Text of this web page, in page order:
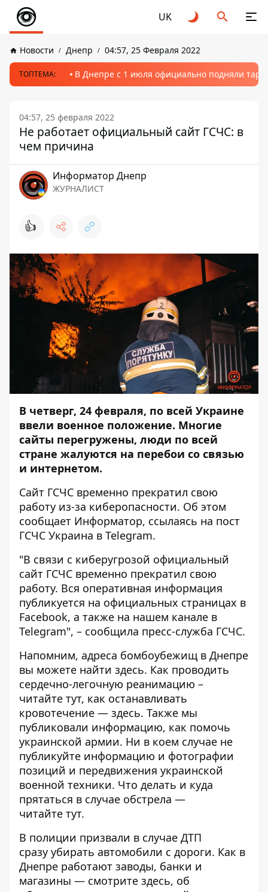
UK
Новости Днепр 04:57, 25 Февраля 2022
ТОПТЕМА: В Днепре с 1 июля официально подняли
04:57, 25 февраля 2022
Не работает официальный сайт ГСЧС: в
чем причина
Информатор Днепр
ЖУРНАЛИСТ
👍
В четверг, 24 февраля, по всей Украине
ввели военное положение. Многие
сайты перегружены, люди по всей
стране жалуются на перебои со связью
и интернетом.
Сайт ГСЧС временно прекратил свою
работу из-за киберопасности. Об этом
сообщает Информатор, ссылаясь на пост
ГСЧС Украина в Telegram.
"В связи с киберугрозой официальный
сайт ГСЧС временно прекратил свою
работу. Вся оперативная информация
публикуется на официальных страницах в
Facebook, а также на нашем канале в
Telegram", – сообщила пресс-служба ГСЧС.
Напомним, адреса бомбоубежищ в Днепре
вы можете найти здесь. Как проводить
сердечно-легочную реанимацию –
читайте тут, как останавливать
кровотечение — здесь. Также мы
публиковали информацию, как помочь
украинской армии. Ни в коем случае не
публикуйте информацию и фотографии
позиций и передвижения украинской
военной техники. Что делать и куда
прятаться в случае обстрела —
читайте тут.
В полиции призвали в случае ДТП
сразу убирать автомобили с дороги. Как в
Днепре работают заводы, банки и
магазины — смотрите здесь, об